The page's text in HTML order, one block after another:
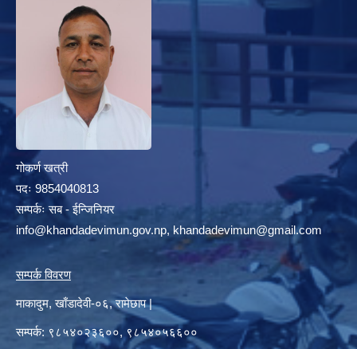
गोकर्ण खत्री
पदः 9854040813
सम्पर्कः सब - ईन्जिनियर
info@khandadevimun.gov.np, khandadevimun@gmail.com
सम्पर्क विवरण
माकादुम, खाँडादेवी-०६, रामेछाप |
सम्पर्क: ९८५४०२३६००, ९८५४०५६६००